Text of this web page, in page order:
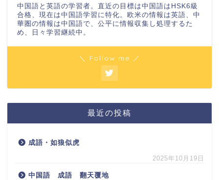
中国語と英語の学習者。直近の目標は中国語はHSK6級
合格、現在は中国語学習に特化。欧米の情報は英語、中
華圏の情報は中国語で、公平に情報収集し処理するた
め、日々学習継続中。
＼ Follow me ／
最近の投稿
成語・如狼似虎
2025年10月19日
中国語 成語 翻天覆地